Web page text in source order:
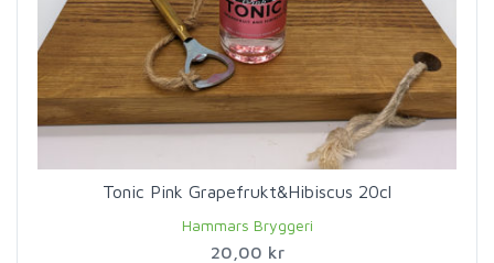
Tonic Pink Grapefrukt&Hibiscus 20cl
Hammars Bryggeri
20,00 kr